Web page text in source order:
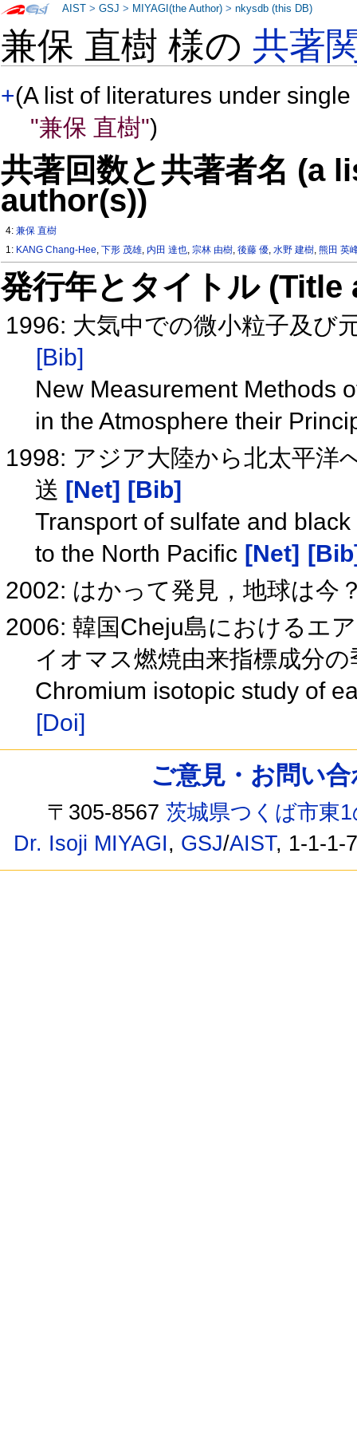
兼保 直樹 様の共著
+(A list of literatures under
"兼保 直樹")
共著回数と共著者名 (a
author(s))
4:兼保 直樹
1: KANG Chang-Hee,下形 茂雄, 内田 達也,宗林 由樹,後藤 優,水野 建樹,熊田 英
発行年とタイトル
1996: 大気中での微小粒子及び
[Bib]
New Measurement Methods
in the Atmosphere their
1998: アジア大陸から北太平洋
送 [Net] [Bib]
Transport of sulfate and
to the North Pacific [Net]
2002: はかって発見，地球は今
2006: 韓国Cheju島におけるエ
イオマス燃焼由来指標成分
Chromium isotopic study of
[Doi]
AIST >GSJ > MIYAGI(the Author) >nkysdb (this DB)
ご意見・お問い
〒305-8567茨城県つくば市東
Dr. Isoji MIYAGI, GSJ/AIST, 1-1-1-